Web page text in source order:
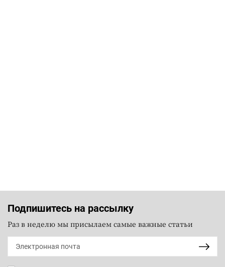
Подпишитесь на рассылку
Раз в неделю мы присылаем самые важные статьи